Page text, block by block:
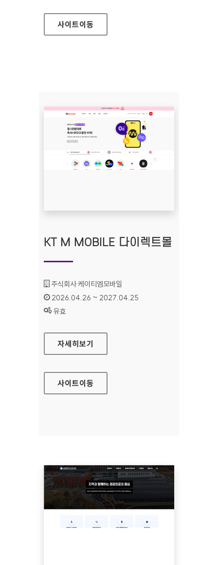
사이트이동
KT M MOBILE 다이렉트몰
기관명 :
주식회사 케이티엠모바일
인증기간 :
2026.04.26 ~ 2027.04.25
상태 :
유효
KT M MOBILE 다이렉트몰
자세히보기
사이트이동